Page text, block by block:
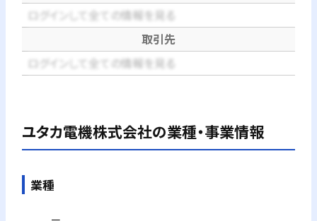
ログインして全ての情報を見る
取引先
ログインして全ての情報を見る
ユタカ電機株式会社の業種・事業情報
業種